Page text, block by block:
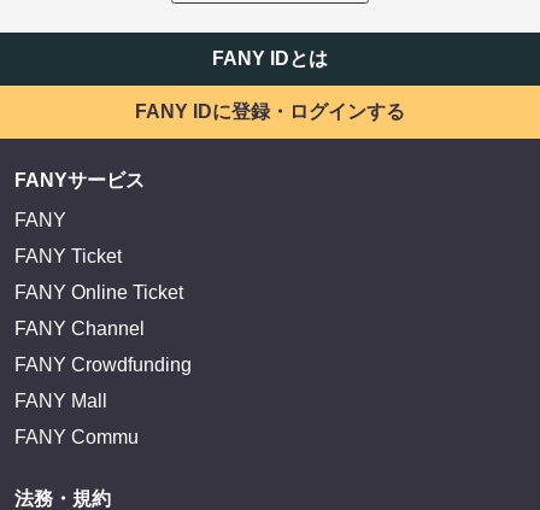
FANY IDとは
FANY IDに登録・ログインする
FANYサービス
FANY
FANY Ticket
FANY Online Ticket
FANY Channel
FANY Crowdfunding
FANY Mall
FANY Commu
法務・規約